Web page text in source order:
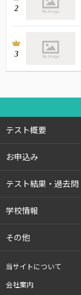
2
3
テスト概要
お申込み
テスト結果・過去問
学校情報
その他
当サイトについて
会社案内